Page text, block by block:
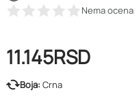
Nema ocena
11.145RSD
Boja: Crna